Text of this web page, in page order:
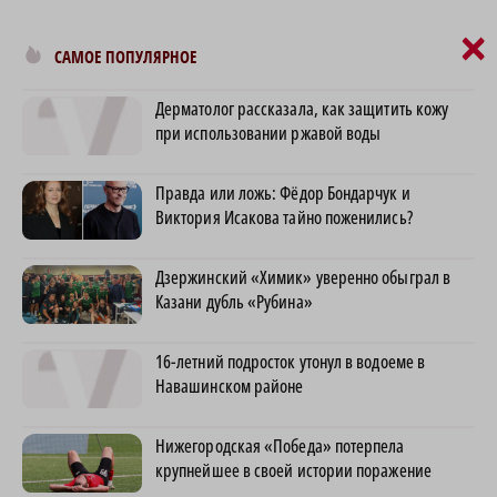
САМОЕ ПОПУЛЯРНОЕ
Дерматолог рассказала, как защитить кожу
при использовании ржавой воды
Правда или ложь: Фёдор Бондарчук и
Виктория Исакова тайно поженились?
Дзержинский «Химик» уверенно обыграл в
Казани дубль «Рубина»
16-летний подросток утонул в водоеме в
Навашинском районе
Нижегородская «Победа» потерпела
крупнейшее в своей истории поражение
×